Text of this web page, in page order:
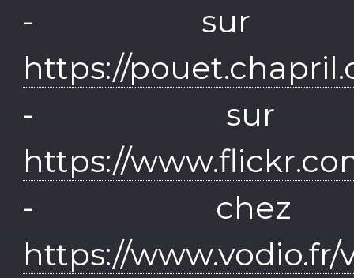
- sur
https://
- sur
https://
-
https://